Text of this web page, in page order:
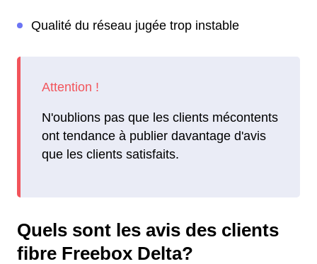
Qualité du réseau jugée trop instable
N'oublions pas que les clients mécontents
ont tendance à publier davantage d'avis
que les clients satisfaits.
Quels sont les avis des clients
fibre Freebox Delta?